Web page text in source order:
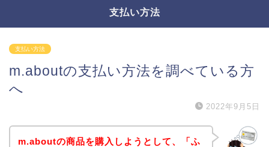
支払い方法
支払い方法
m.aboutの支払い方法を調べている方
へ
2022年9月5日
m.aboutの商品を購入しようとして、「ふ